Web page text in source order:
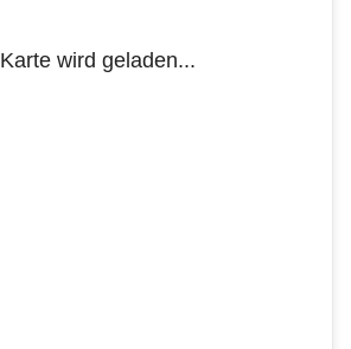
Karte wird geladen...